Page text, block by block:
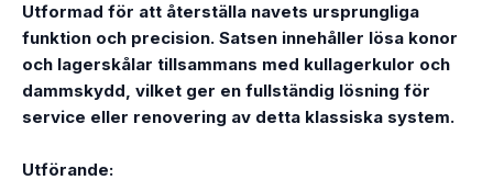
Utformad för att återställa navets ursprungliga
funktion och precision. Satsen innehåller lösa konor
och lagerskålar tillsammans med kullagerkulor och
dammskydd, vilket ger en fullständig lösning för
service eller renovering av detta klassiska system.
Utförande: